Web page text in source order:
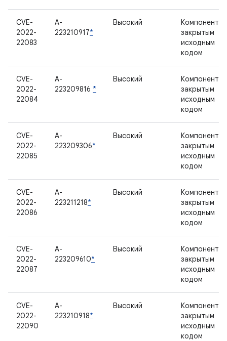
CVE-
2022-
22083
A-
223210917*
Высокий
Компонент с
закрытым
исходным
кодом
CVE-
2022-
22084
A-
223209816 *
Высокий
Компонент с
закрытым
исходным
кодом
CVE-
2022-
22085
A-
223209306*
Высокий
Компонент с
закрытым
исходным
кодом
CVE-
2022-
22086
A-
223211218*
Высокий
Компонент с
закрытым
исходным
кодом
CVE-
2022-
22087
A-
223209610*
Высокий
Компонент с
закрытым
исходным
кодом
CVE-
2022-
22090
A-
223210918*
Высокий
Компонент с
закрытым
исходным
кодом